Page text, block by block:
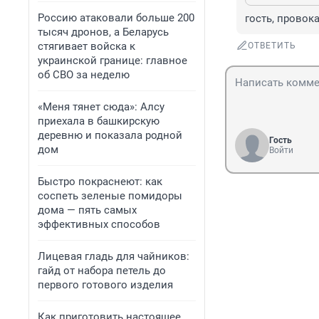
Россию атаковали больше 200
тысяч дронов, а Беларусь
стягивает войска к
украинской границе: главное
об СВО за неделю
«Меня тянет сюда»: Алсу
приехала в башкирскую
деревню и показала родной
дом
Быстро покраснеют: как
соспеть зеленые помидоры
дома — пять самых
эффективных способов
Лицевая гладь для чайников:
гайд от набора петель до
первого готового изделия
гость,
ОТВЕТИТЬ
Гость
Войти